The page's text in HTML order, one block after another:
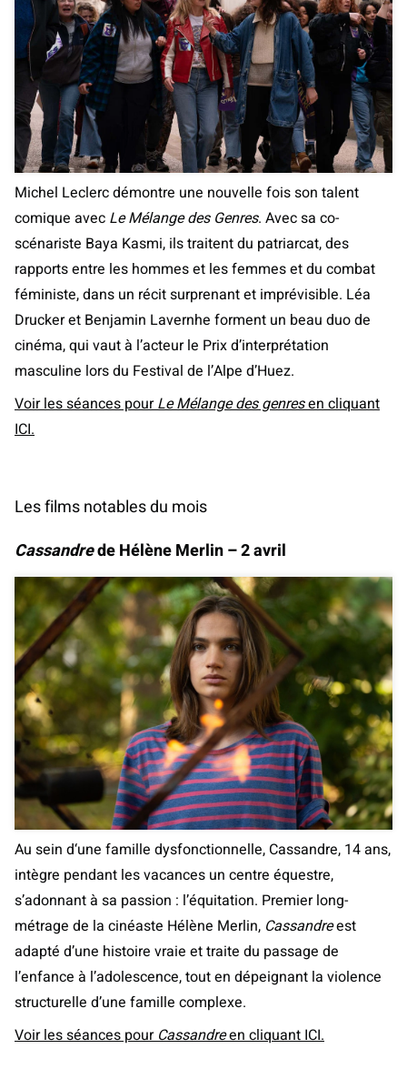
Michel Leclerc démontre une nouvelle fois son talent
comique avec Le Mélange des Genres. Avec sa co-
scénariste Baya Kasmi, ils traitent du patriarcat, des
rapports entre les hommes et les femmes et du combat
féministe, dans un récit surprenant et imprévisible. Léa
Drucker et Benjamin Lavernhe forment un beau duo de
cinéma, qui vaut à l’acteur le Prix d’interprétation
masculine lors du Festival de l’Alpe d’Huez.
Voir les séances pourLe Mélange des genresen cliquant
ICI.
Les films notables du mois
Cassandrede Hélène Merlin – 2 avril
Au sein d‘une famille dysfonctionnelle, Cassandre, 14 ans,
intègre pendant les vacances un centre équestre,
s’adonnant à sa passion : l’équitation. Premier long-
métrage de la cinéaste Hélène Merlin, Cassandreest
adapté d’une histoire vraie et traite du passage de
l’enfance à l’adolescence, tout en dépeignant la violence
structurelle d’une famille complexe.
Voir les séances pour Cassandreen cliquant ICI.